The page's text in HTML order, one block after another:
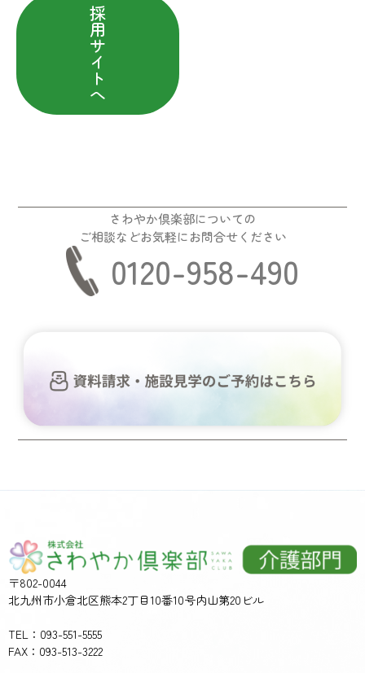
採
用
サ
イ
ト
へ
さわやか倶楽部についての
ご相談などお気軽にお問合せください
0120-958-490
〒802-0044
北九州市小倉北区熊本2丁目10番10号内山第20ビル
TEL：093-551-5555
FAX：093-513-3222